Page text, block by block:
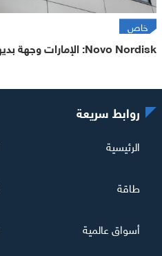
خاص
Novo Nordisk: الإمارات وجهة بديهية للأدوية الأكثر ابتكارًا
روابط سريعة
الرئيسية
طاقة
أسواق عالمية